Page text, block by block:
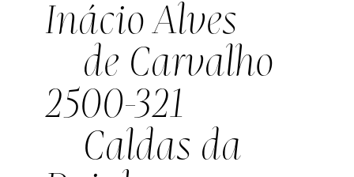
Inácio Alves
de Carvalho
2500-321
Caldas da